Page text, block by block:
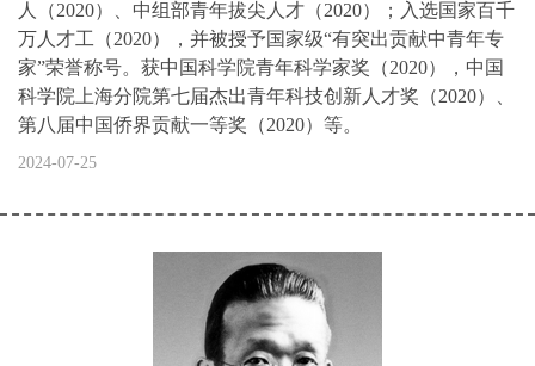
人（2020）、中组部青年拔尖人才（2020）；入选国家百千
万人才工（2020），并被授予国家级“有突出贡献中青年专
家”荣誉称号。获中国科学院青年科学家奖（2020），中国
科学院上海分院第七届杰出青年科技创新人才奖（2020）、
第八届中国侨界贡献一等奖（2020）等。
2024-07-25